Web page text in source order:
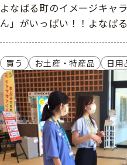
よなばる町のイメージキャ
ん」がいっぱい！！よなば
買う お土産・特産品 日用